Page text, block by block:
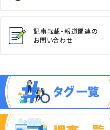
記事転載・報道関連の
お問い合わせ